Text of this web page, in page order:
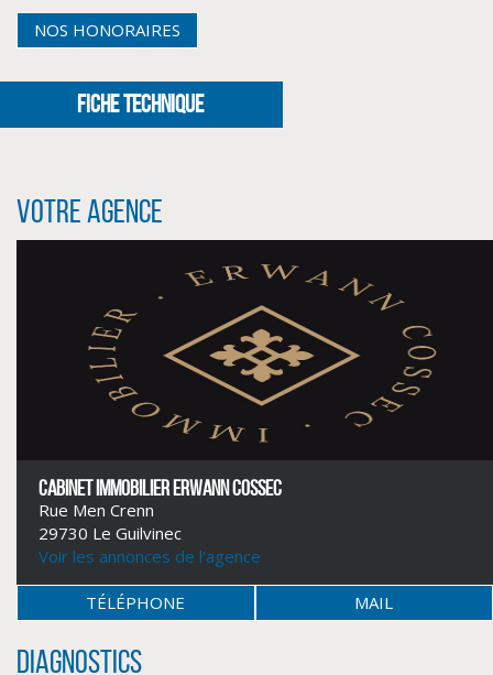
CLIQUER ICI POUR AGRANDIR
NOS HONORAIRES
FICHE TECHNIQUE
Votre agence
CABINET IMMOBILIER ERWANN COSSEC
Rue Men Crenn
29730 Le Guilvinec
Voir les annonces de l'agence
TÉLÉPHONE MAIL
Diagnostics